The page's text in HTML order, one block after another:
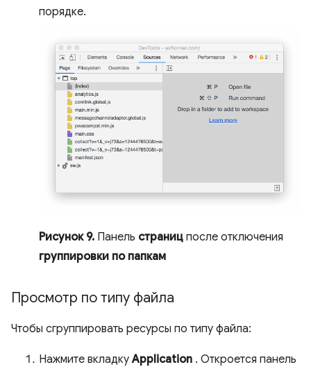
порядке.
Рисунок 9. Панель страниц после отключения
группировки по папкам
Просмотр по типу файла
Чтобы сгруппировать ресурсы по типу файла:
Нажмите вкладкуApplication . Откроется панель